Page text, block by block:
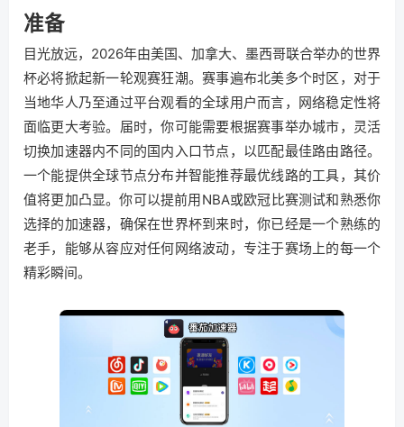
准备
目光放远，2026年由美国、加拿大、墨西哥联合举办的世界
杯必将掀起新一轮观赛狂潮。赛事遍布北美多个时区，对于
当地华人乃至通过平台观看的全球用户而言，网络稳定性将
面临更大考验。届时，你可能需要根据赛事举办城市，灵活
切换加速器内不同的国内入口节点，以匹配最佳路由路径。
一个能提供全球节点分布并智能推荐最优线路的工具，其价
值将更加凸显。你可以提前用NBA或欧冠比赛测试和熟悉你
选择的加速器，确保在世界杯到来时，你已经是一个熟练的
老手，能够从容应对任何网络波动，专注于赛场上的每一个
精彩瞬间。